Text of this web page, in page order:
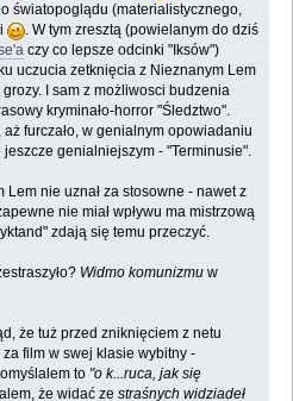
światopoglądu (materialistycznego,
. W tym zresztą (powielanym do dziś
czy co lepsze odcinki "Iksów")
uczucia zetknięcia z Nieznanym Lem
I sam z możliwosci budzenia
kryminało-horror "Śledztwo".
aż furczało, w genialnym opowiadaniu
genialniejszym - "Terminusie".
Lem nie uznał za stosowne - nawet z
nie miał wpływu ma mistrzową
zdają się temu przeczyć.
Widmo komunizmu w
że tuż przed zniknięciem z netu
film w swej klasie wybitny -
to "o k...ruca, jak się
że widać zestraśnych widziadeł